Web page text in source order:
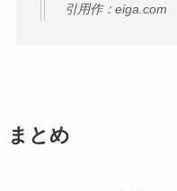
引用作：eiga.com
まとめ